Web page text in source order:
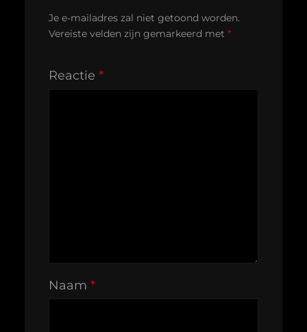
Je e-mailadres zal niet getoond worden.
Vereiste velden zijn gemarkeerd met *
Reactie *
Naam *